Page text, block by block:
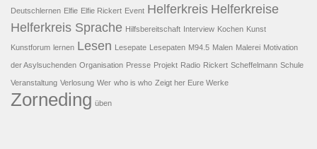
Deutschlernen Elfie Elfie Rickert Event Helferkreis Helferkreise
Helferkreis Sprache Hilfsbereitschaft Interview Kochen Kunst
Kunstforum lernen Lesen Lesepate Lesepaten M94.5 Malen Malerei Motivation
der Asylsuchenden Organisation Presse Projekt Radio Rickert Scheffelmann Schule
Veranstaltung Verlosung Wer who is who Zeigt her Eure Werke
Zorneding üben